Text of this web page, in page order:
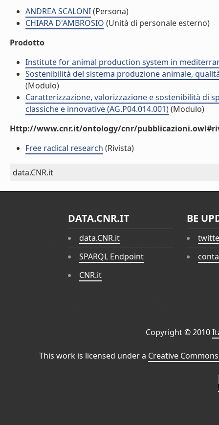
ANDREA SCALONI(Persona)
CHIARA D'AMBROSIO (Unità di personale esterno)
Prodotto
Institute for animal production system in
Sostenibilità del sistema produzione animale,
(Modulo)
Caratterizzazione, valorizzazione e sostenibilità di
classiche e innovative (AG.P04.014.001)(Modulo)
Http://www.cnr.it/ontology/cnr/
Free radical research (Rivista)
data.CNR.it
DATA.CNR.IT
data.CNR.it
SPARQL Endpoint
CNR.it
BE
Copyright © 2010
This work is licensed under a Creative